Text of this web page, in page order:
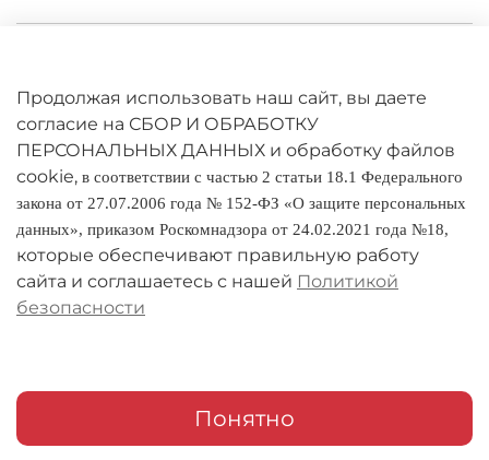
-настольная подкладка
Цвет:Красное дерево
Оферта
Политика конфиденциальности
Оплата и доставка
Условия обмена и возврата
Реквизиты
Продолжая использовать наш сайт, вы даете
согласие на СБОР И ОБРАБОТКУ
ПЕРСОНАЛЬНЫХ ДАННЫХ и обработку файлов
cookie, в соответствии с частью 2 статьи 18.1 Федерального
закона от 27.07.2006 года № 152-ФЗ «О защите персональных
данных», приказом Роскомнадзора от 24.02.2021 года №18,
которые обеспечивают правильную работу
сайта и соглашаетесь с нашей Политикой
безопасности
Понятно